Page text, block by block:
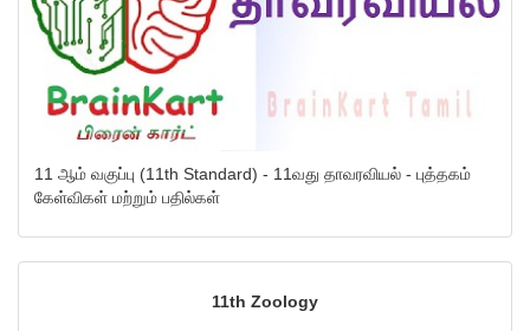
11 ஆம் வகுப்பு (11th Standard) - 11வது தாவரவியல் - புத்தகம்
கேள்விகள் மற்றும் பதில்கள்
11th Zoology